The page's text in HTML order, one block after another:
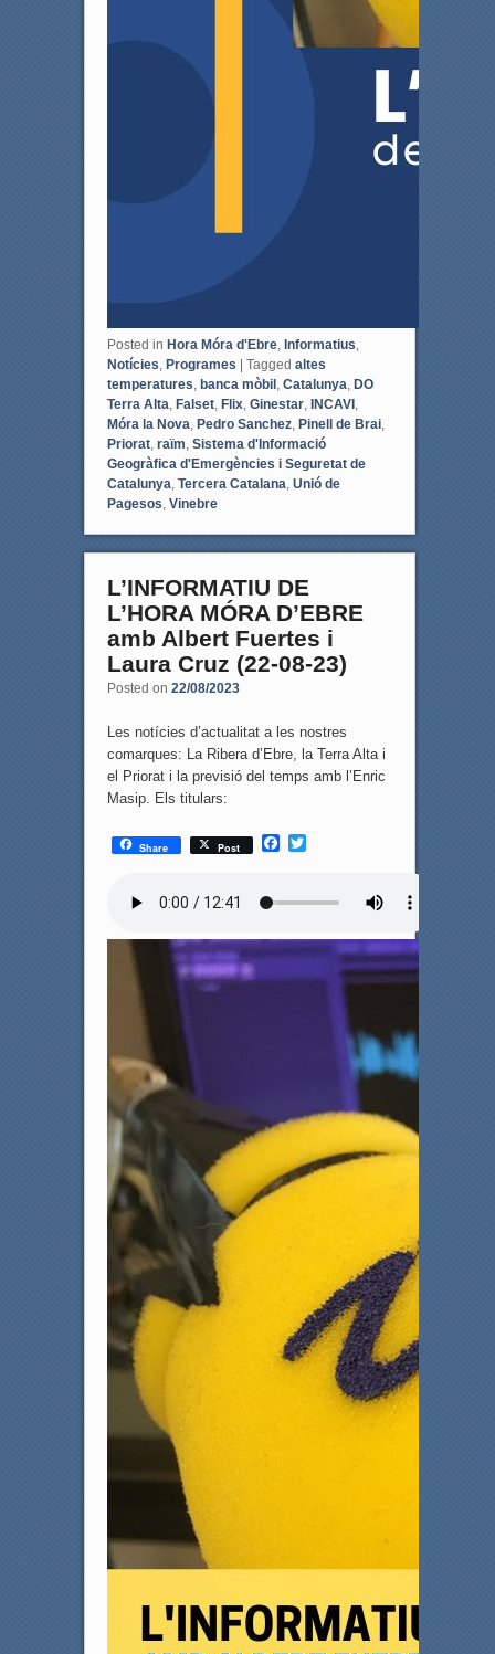
Posted in Hora Móra d'Ebre, Informatius,
Notícies, Programes Tagged altes
temperatures, banca mòbil , Catalunya, DO
Terra Alta, Falset, Flix, Ginestar, INCAVI ,
Móra la Nova, Pedro Sanchez, Pinell de Brai,
Priorat, raïm, Sistema d'Informació
Geogràfica d'Emergències i Seguretat de
Catalunya, Tercera Catalana, Unió de
Pagesos, Vinebre
L’INFORMATIU DE
L’HORA MÓRA D’EBRE
amb Albert Fuertes i
Laura Cruz (22-08-23)
Posted on 22/08/2023
Les notícies d’actualitat a les nostres
comarques: La Ribera d’Ebre, la Terra Alta i
el Priorat i la previsió del temps amb l’Enric
Masip. Els titulars:
Share Post
F
o
T
r